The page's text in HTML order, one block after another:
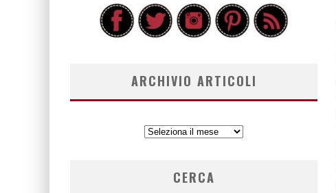
ARCHIVIO ARTICOLI
ARCHIVIO
CERCA